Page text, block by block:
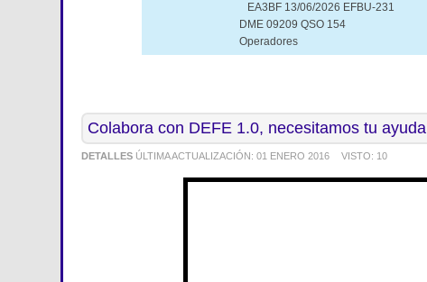
EA3BF 13/06/2026 EFBU-231
DME 09209 QSO 154
Operadores
Colabora con DEFE 1.0, necesitamos tu ayuda
DETALLES ÚLTIMA ACTUALIZACIÓN: 01 ENERO 2016 VISTO: 10